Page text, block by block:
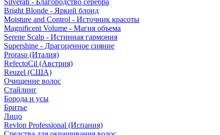
Silverati - Благородство серебра
Bright Blonde - Яркий блонд
Moisture and Control - Источник красоты
Magnificent Volume - Магия объема
Serene Scalp - Истинная гармония
Supershine - Драгоценное сияние
Proraso (Италия)
RefectoCil (Австрия)
Reuzel (США)
Очищение волос
Стайлинг
Борода и усы
Бритье
Лицо
Revlon Professional (Испания)